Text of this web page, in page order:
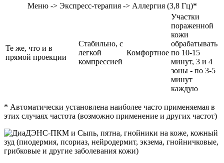
Меню -> Экспресс-терапия -> Аллергия (3,8 Гц)*
Те же, что и в
прямой проекции
Стабильно, с
легкой
компрессией
Комфортное
Участки
пораженной
кожи
обрабатывать
по 10-15
минут, 3 и 4
зоны - по 3-5
минут
каждую
* Автоматически установлена наиболее часто применяемая в
этих случаях частота (возможно применение и других частот)